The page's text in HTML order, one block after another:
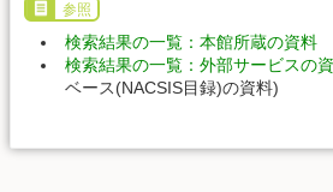
参照
検索結果の一覧：本館所蔵の資料
検索結果の一覧：外部サービスの
ベース(NACSIS目録)の資料)